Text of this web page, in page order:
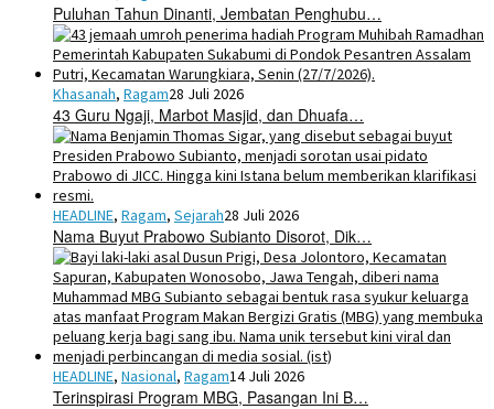
Puluhan Tahun Dinanti, Jembatan Penghubu…
Khasanah, Ragam28 Juli 2026
43 Guru Ngaji, Marbot Masjid, dan Dhuafa…
HEADLINE, Ragam, Sejarah28 Juli 2026
Nama Buyut Prabowo Subianto Disorot, Dik…
HEADLINE, Nasional, Ragam14 Juli 2026
Terinspirasi Program MBG, Pasangan Ini B…